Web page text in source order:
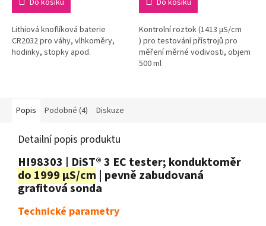
Lithiová knoflíková baterie
CR2032 pro váhy, vlhkoměry,
hodinky, stopky apod.
Kontrolní roztok (1413 µS/cm
) pro testování přístrojů pro
měření měrné vodivosti, objem
500 ml
Popis Podobné (4) Diskuze
Detailní popis produktu
HI98303 | DiST® 3 EC tester; konduktoměr
do 1999 µS/cm | pevně zabudovaná
grafitová sonda
Technické parametry